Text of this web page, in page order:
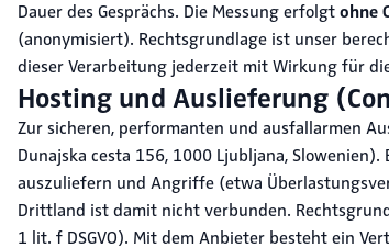
Dauer des Gesprächs. Die Messung erfolgt ohne
(anonymisiert). Rechtsgrundlage ist unser
dieser Verarbeitung jederzeit mit Wirkung für
Hosting und Auslieferung
Zur sicheren, performanten und ausfallarmen
Dunajska cesta 156, 1000 Ljubljana,
auszuliefern und Angriffe (etwa
Drittland ist damit nicht verbunden.
1 lit. f DSGVO). Mit dem Anbieter besteht ein